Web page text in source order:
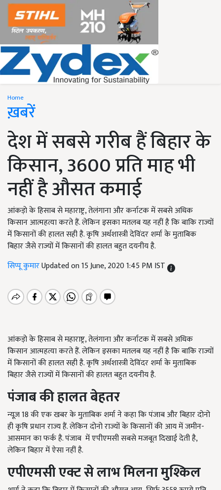
Home
ख़बरें
देश में सबसे गरीब हैं बिहार के
किसान, 3600 प्रति माह भी
नहीं है औसत कमाई
आंकड़ो के हिसाब से महाराष्ट्र, तेलंगाना और कर्नाटक में सबसे अधिक
किसान आत्महत्या करते हैं. लेकिन इसका मतलब यह नहीं है कि बाकि राज्यों
में किसानों की हालत सही है. कृषि अर्थशास्त्री देविंदर शर्मा के मुताबिक
बिहार जैसे राज्यों में किसानों की हालत बहुत दयनीय है.
सिप्पू कुमारUpdated on 15 June, 2020 1:45 PM IST
आंकड़ो के हिसाब से महाराष्ट्र, तेलंगाना और कर्नाटक में सबसे अधिक
किसान आत्महत्या करते हैं. लेकिन इसका मतलब यह नहीं है कि बाकि राज्यों
में किसानों की हालत सही है. कृषि अर्थशास्त्री देविंदर शर्मा के मुताबिक
बिहार जैसे राज्यों में किसानों की हालत बहुत दयनीय है.
पंजाब की हालत बेहतर
न्यूज़ 18 की एक खबर के मुताबिक शर्मा ने कहा कि पंजाब और बिहार दोनो
ही कृषि प्रधान राज्य हैं. लेकिन दोनो राज्यों के किसानों की आय में जमीन-
आसमान का फर्क है. पंजाब में एपीएमसी सबसे मजबूत दिखाई देती है,
लेकिन बिहार में ऐसा नहीं है.
एपीएमसी एक्ट से लाभ मिलना मुश्किल